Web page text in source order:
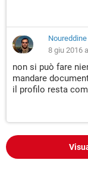
8 giu 2016
non si può fare
mandare
il profilo resta